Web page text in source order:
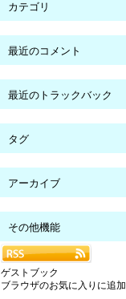
カテゴリ
最近のコメント
最近のトラックバック
タグ
アーカイブ
その他機能
ゲストブック
ブラウザのお気に入りに追加